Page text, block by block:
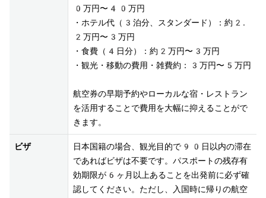
0万円〜40万円
・ホテル代（3泊分、スタンダード）：約2.
2万円〜3万円
・食費（4日分）：約2万円〜3万円
・観光・移動の費用・雑費約：3万円〜5万円
航空券の早期予約やローカルな宿・レストラン
を活用することで費用を大幅に抑えることがで
きます。
ビザ
日本国籍の場合、観光目的で90日以内の滞在
であればビザは不要です。パスポートの残存有
効期限が6ヶ月以上あることを出発前に必ず確
認してください。ただし、入国時に帰りの航空